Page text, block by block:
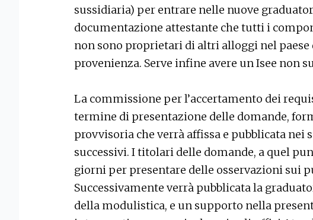
sussidiaria) per entrare nelle nuove
documentazione attestante che tutti i
non sono proprietari di altri alloggi nel paese
provenienza. Serve infine avere un Isee non
La commissione per l’accertamento dei
termine di presentazione delle domande,
provvisoria che verrà affissa e pubblicata nei
successivi. I titolari delle domande, a quel
giorni per presentare delle osservazioni sui
Successivamente verrà pubblicata la
della modulistica, e un supporto nella